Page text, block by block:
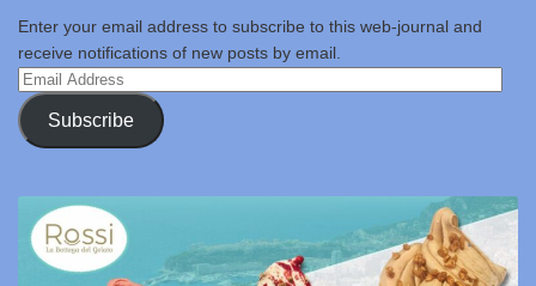
Enter your email address to subscribe to this web-journal and
receive notifications of new posts by email.
Email
Address
Subscribe